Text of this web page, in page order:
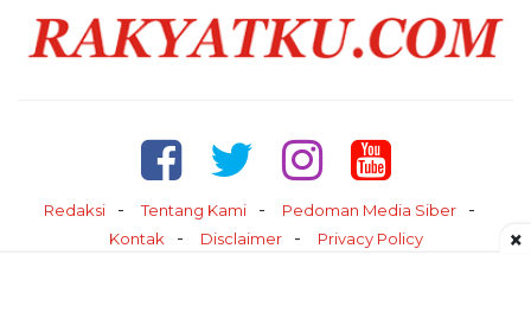
Redaksi Tentang Kami
Pedoman Media Siber
Kontak
Disclaimer Privacy Policy ×